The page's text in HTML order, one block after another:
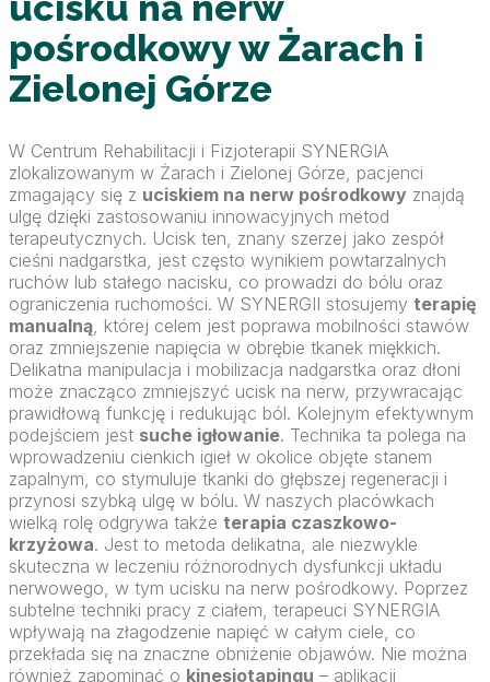
pośrodkowy w Żarach i
Zielonej Górze
W Centrum Rehabilitacji i Fizjoterapii SYNERGIA
zlokalizowanym w Żarach i Zielonej Górze, pacjenci
zmagający się z uciskiem na nerw pośrodkowy znajdą
ulgę dzięki zastosowaniu innowacyjnych metod
terapeutycznych. Ucisk ten, znany szerzej jako zespół
cieśni nadgarstka, jest często wynikiem powtarzalnych
ruchów lub stałego nacisku, co prowadzi do bólu oraz
ograniczenia ruchomości. W SYNERGII stosujemy terapię
manualną, której celem jest poprawa mobilności stawów
oraz zmniejszenie napięcia w obrębie tkanek miękkich.
Delikatna manipulacja i mobilizacja nadgarstka oraz dłoni
może znacząco zmniejszyć ucisk na nerw, przywracając
prawidłową funkcję i redukując ból. Kolejnym efektywnym
podejściem jest suche igłowanie. Technika ta polega na
wprowadzeniu cienkich igieł w okolice objęte stanem
zapalnym, co stymuluje tkanki do głębszej regeneracji i
przynosi szybką ulgę w bólu. W naszych placówkach
wielką rolę odgrywa także terapia czaszkowo-
krzyżowa. Jest to metoda delikatna, ale niezwykle
skuteczna w leczeniu różnorodnych dysfunkcji układu
nerwowego, w tym ucisku na nerw pośrodkowy. Poprzez
subtelne techniki pracy z ciałem, terapeuci SYNERGIA
wpływają na złagodzenie napięć w całym ciele, co
przekłada się na znaczne obniżenie objawów. Nie można
również zapominać o kinesiotapingu – aplikacji